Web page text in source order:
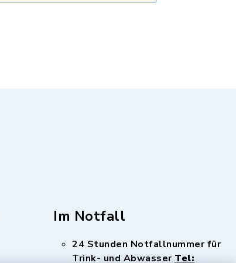
Im Notfall
24 Stunden Notfallnummer für
Trink- und Abwasser Tel: